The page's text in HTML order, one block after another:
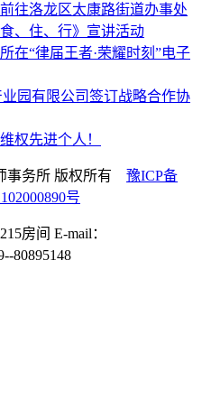
往洛龙区太康路街道办事处
、住、行》宣讲活动
在“律届王者·荣耀时刻”电子
园有限公司签订战略合作协
权先进个人！
事务所 版权所有 豫ICP备
号
房间 E-mail：
80895148